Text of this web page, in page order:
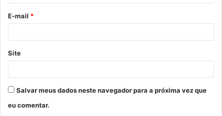
*
E-mail *
Site
Salvar meus dados neste navegador para a próxima vez que
eu comentar.